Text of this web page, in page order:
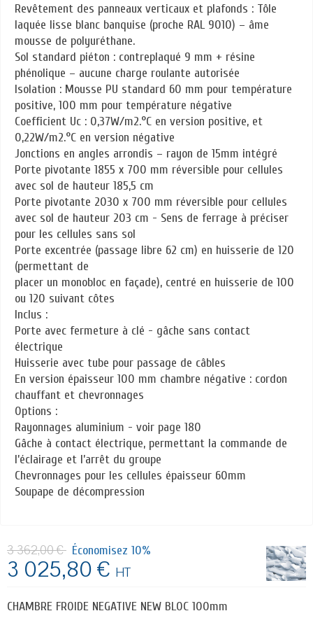
Revêtement des panneaux verticaux et plafonds : Tôle
laquée lisse blanc banquise (proche RAL 9010) – âme
mousse de polyuréthane.
Sol standard piéton : contreplaqué 9 mm + résine
phénolique – aucune charge roulante autorisée
Isolation : Mousse PU standard 60 mm pour température
positive, 100 mm pour température négative
Coefficient Uc : 0,37W/m2.°C en version positive, et
0,22W/m2.°C en version négative
Jonctions en angles arrondis – rayon de 15mm intégré
Porte pivotante 1855 x 700 mm réversible pour cellules
avec sol de hauteur 185,5 cm
Porte pivotante 2030 x 700 mm réversible pour cellules
avec sol de hauteur 203 cm - Sens de ferrage à préciser
pour les cellules sans sol
Porte excentrée (passage libre 62 cm) en huisserie de 120
(permettant de
placer un monobloc en façade), centré en huisserie de 100
ou 120 suivant côtes
Inclus :
Porte avec fermeture à clé - gâche sans contact
électrique
Huisserie avec tube pour passage de câbles
En version épaisseur 100 mm chambre négative : cordon
chauffant et chevronnages
Options :
Rayonnages aluminium - voir page 180
Gâche à contact électrique, permettant la commande de
l’éclairage et l’arrêt du groupe
Chevronnages pour les cellules épaisseur 60mm
Soupape de décompression
3 362,00 € Économisez 10%
3 025,80 € HT
CHAMBRE FROIDE NEGATIVE NEW BLOC 100mm